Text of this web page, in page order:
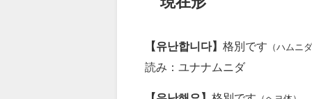
【유난합니다】 格別です （ハムニ
読み：ユナナムニダ